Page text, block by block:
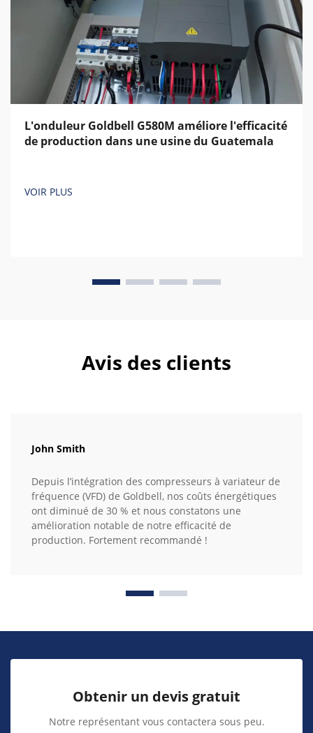
L'onduleur Goldbell G580M améliore l'efficacité
de production dans une usine du Guatemala
VOIR PLUS
Avis des clients
John Smith
Depuis l’intégration des compresseurs à variateur de
fréquence (VFD) de Goldbell, nos coûts énergétiques
ont diminué de 30 % et nous constatons une
amélioration notable de notre efficacité de
production. Fortement recommandé !
Obtenir un devis gratuit
Notre représentant vous contactera sous peu.